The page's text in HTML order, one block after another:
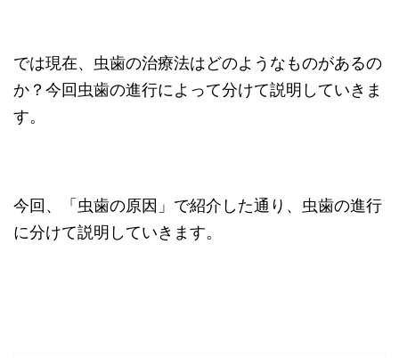
では現在、虫歯の治療法はどのようなものがあるの
か？今回虫歯の進行によって分けて説明していきま
す。
今回、「虫歯の原因」で紹介した通り、虫歯の進行
に分けて説明していきます。